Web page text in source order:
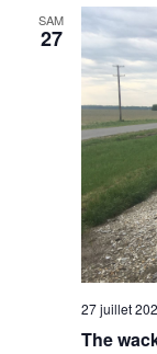
SAM
27
27 juillet
The